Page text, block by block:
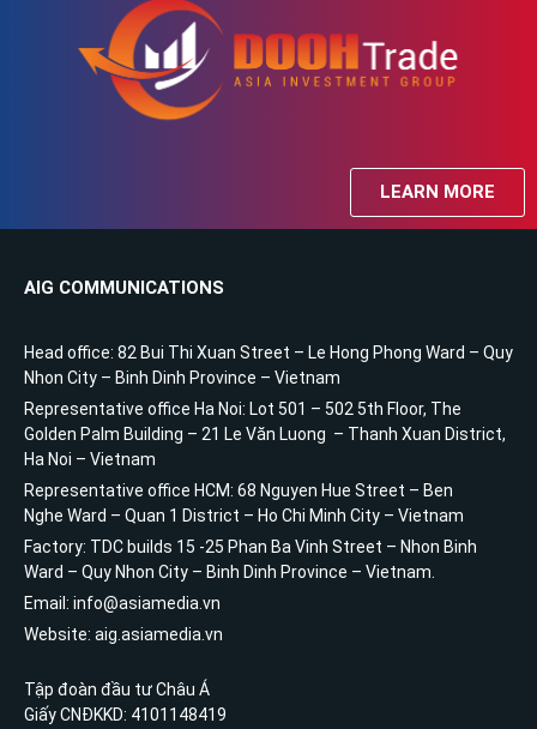
LEARN MORE
AIG COMMUNICATIONS
Head office: 82 Bui Thi Xuan Street – Le Hong Phong Ward – Quy
Nhon City – Binh Dinh Province – Vietnam
Representative office Ha Noi: Lot 501 – 502 5th Floor, The
Golden Palm Building – 21 Le Văn Luong – Thanh Xuan District,
Ha Noi – Vietnam
Representative office HCM: 68 Nguyen Hue Street – Ben
Nghe Ward – Quan 1 District – Ho Chi Minh City – Vietnam
Factory: TDC builds 15 -25 Phan Ba Vinh Street – Nhon Binh
Ward – Quy Nhon City – Binh Dinh Province – Vietnam.
Email: info@asiamedia.vn
Website: aig.asiamedia.vn
Tập đoàn đầu tư Châu Á
Giấy CNĐKKD: 4101148419